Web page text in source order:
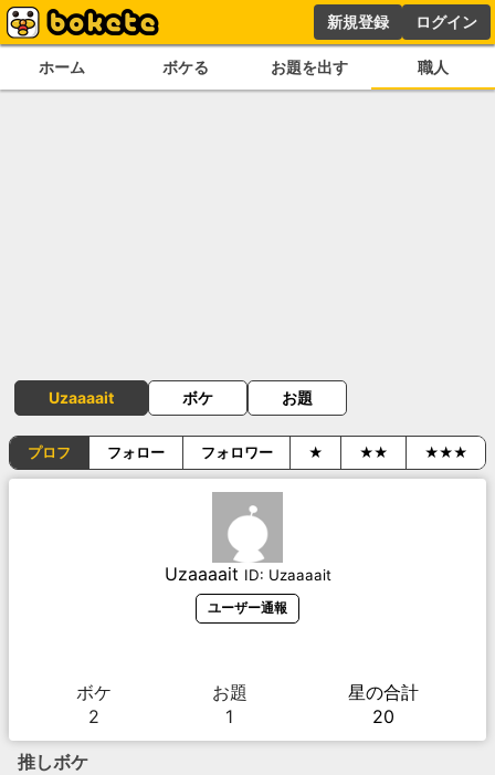
新規登録 ログイン
ホーム ボケる お題を出す 職人
Uzaaaait ボケ お題
プロフ フォロー フォロワー ★ ★★ ★★★
Uzaaaait ID: Uzaaaait
ユーザー通報
ボケ
2
お題
1
星の合計
20
推しボケ